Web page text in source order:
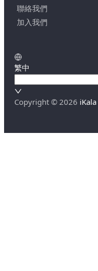
聯絡我們
加入我們
繁中
Copyright © 2026 iKala